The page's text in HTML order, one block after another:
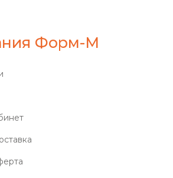
Форм-М